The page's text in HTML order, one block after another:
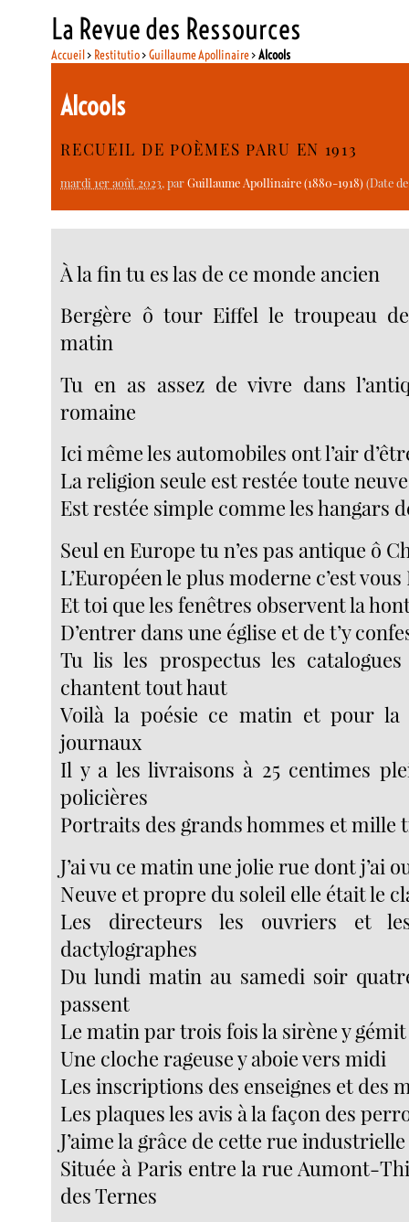
La Revue des Ressources
Accueil> Restitutio>Guillaume Apollinaire>Alcools
Alcools
RECUEIL DE POÈMES PARU EN 1913
mardi 1er août 2023, parGuillaume Apollinaire (1880-1918)(Date
À la fin tu es las de ce monde ancien
Bergère ô tour Eiffel le troupeau
matin
Tu en as assez de vivre dans
romaine
Ici même les automobiles ont l’air
La religion seule est restée toute
Est restée simple comme les hangars
Seul en Europe tu n’es pas antique ô
L’Européen le plus moderne c’est vous
Et toi que les fenêtres observent la
D’entrer dans une église et de t’y
Tu lis les prospectus les
chantent tout haut
Voilà la poésie ce matin et pour
journaux
Il y a les livraisons à 25 centimes
policières
Portraits des grands hommes et mille
J’ai vu ce matin une jolie rue dont j’ai
Neuve et propre du soleil elle était le
Les directeurs les ouvriers et
dactylographes
Du lundi matin au samedi soir
passent
Le matin par trois fois la sirène y gémit
Une cloche rageuse y aboie vers midi
Les inscriptions des enseignes et des
Les plaques les avis à la façon des
J’aime la grâce de cette rue industrielle
Située à Paris entre la rue Aumont-
des Ternes